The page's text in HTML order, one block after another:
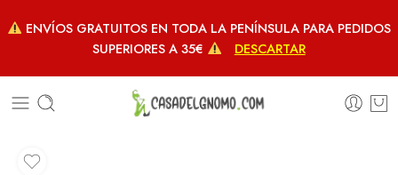
ENVÍOS GRATUITOS EN TODA LA PENÍNSULA PARA PEDIDOS
SUPERIORES A 35€
DESCARTAR